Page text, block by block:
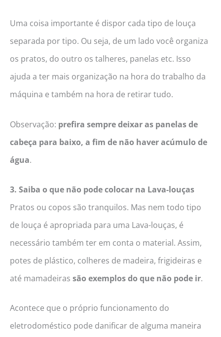
Uma coisa importante é dispor cada tipo de louça
separada por tipo. Ou seja, de um lado você organiza
os pratos, do outro os talheres, panelas etc. Isso
ajuda a ter mais organização na hora do trabalho da
máquina e também na hora de retirar tudo.
Observação: prefira sempre deixar as panelas de
cabeça para baixo, a fim de não haver acúmulo de
água.
3. Saiba o que não pode colocar na Lava-louças
Pratos ou copos são tranquilos. Mas nem todo tipo
de louça é apropriada para uma Lava-louças, é
necessário também ter em conta o material. Assim,
potes de plástico, colheres de madeira, frigideiras e
até mamadeiras são exemplos do que não pode ir.
Acontece que o próprio funcionamento do
eletrodoméstico pode danificar de alguma maneira